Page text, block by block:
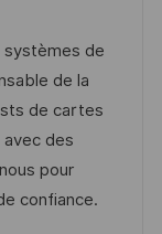
e
m
p
l
e
o
systèmes de
de la
de cartes
des
pour
confiance.